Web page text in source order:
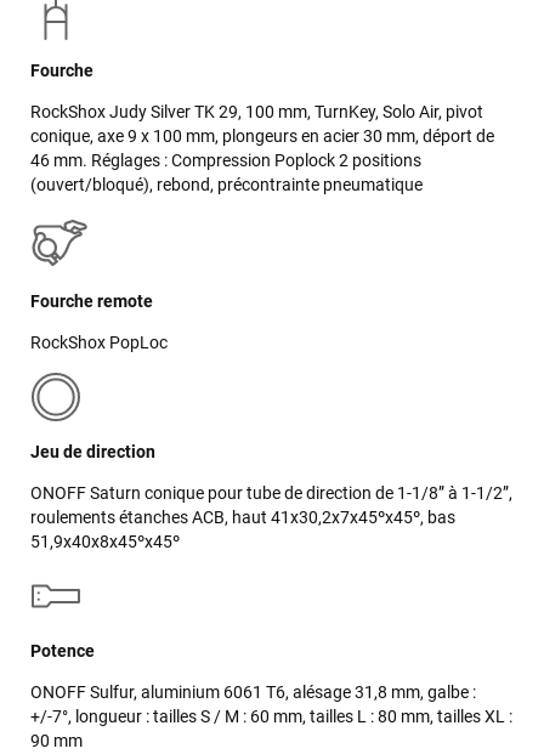
Fourche
RockShox Judy Silver TK 29, 100 mm, TurnKey, Solo Air, pivot
conique, axe 9 x 100 mm, plongeurs en acier 30 mm, déport de
46 mm. Réglages : Compression Poplock 2 positions
(ouvert/bloqué), rebond, précontrainte pneumatique
Fourche remote
RockShox PopLoc
Jeu de direction
ONOFF Saturn conique pour tube de direction de 1-1/8” à 1-1/2”,
roulements étanches ACB, haut 41x30,2x7x45ºx45º, bas
51,9x40x8x45ºx45º
Potence
ONOFF Sulfur, aluminium 6061 T6, alésage 31,8 mm, galbe :
+/-7°, longueur : tailles S / M : 60 mm, tailles L : 80 mm, tailles XL :
90 mm